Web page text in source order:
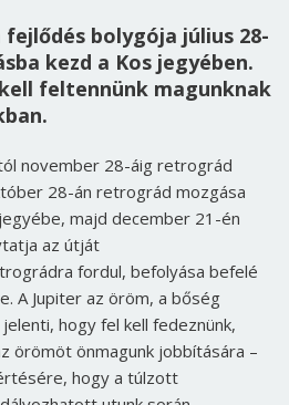
fejlődés bolygója július 28-
kezd a Kos jegyében.
feltennünk magunknak
november 28-áig retrográd
28-án retrográd mozgása
majd december 21-én
az útját
fordul, befolyása befelé
A Jupiter az öröm, a bőség
hogy fel kell fedeznünk,
örömöt önmagunk jobbítására –
hogy a túlzott